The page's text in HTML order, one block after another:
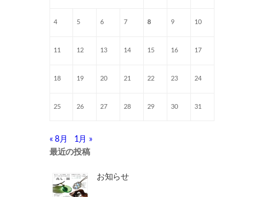
4 5 6 7 8 9 10
11 12 13 14 15 16 17
18 19 20 21 22 23 24
25 26 27 28 29 30 31
« 8月
1月 »
最近の投稿
お知らせ